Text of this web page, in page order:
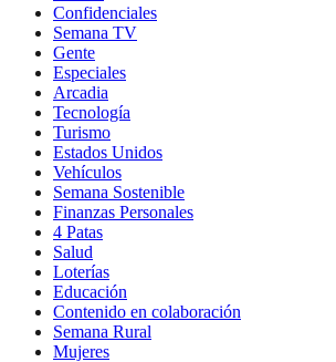
Confidenciales
Semana TV
Gente
Especiales
Arcadia
Tecnología
Turismo
Estados Unidos
Vehículos
Semana Sostenible
Finanzas Personales
4 Patas
Salud
Loterías
Educación
Contenido en colaboración
Semana Rural
Mujeres